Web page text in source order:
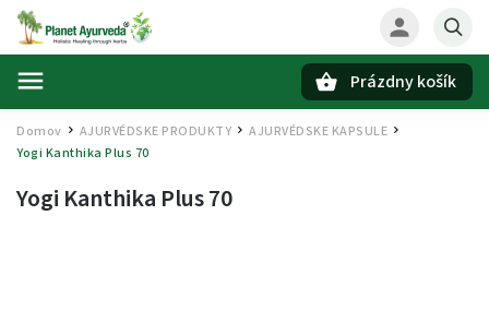
Prázdny košík
Domov AJURVÉDSKE PRODUKTY / AJURVÉDSKE KAPSULE /
Yogi Kanthika Plus 70
Yogi Kanthika Plus 70